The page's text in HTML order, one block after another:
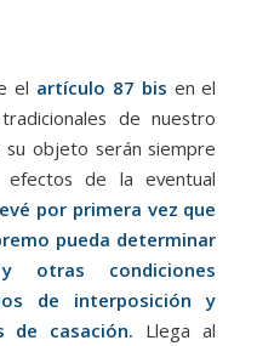
el artículo 87 bis en el
de nuestro
su objeto serán siempre
de la eventual
por primera vez que
pueda determinar
otras condiciones
de interposición y
de casación. Llega al